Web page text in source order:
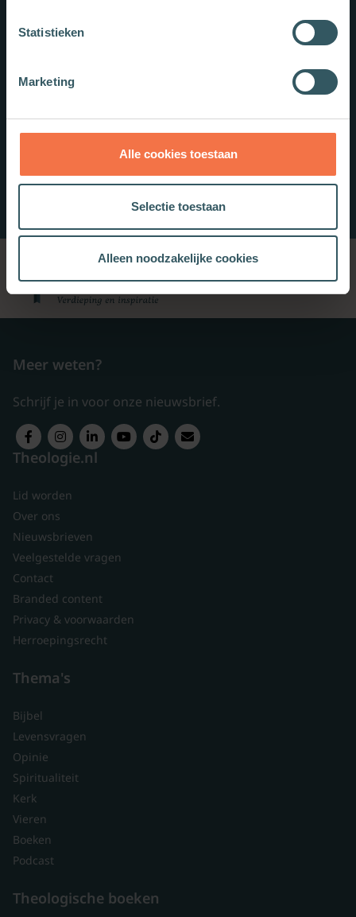
Statistieken
Marketing
Alle cookies toestaan
Selectie toestaan
Alleen noodzakelijke cookies
Meer weten?
Schrijf je in voor onze nieuwsbrief.
Theologie.nl
Lid worden
Over ons
Nieuwsbrieven
Veelgestelde vragen
Contact
Branded content
Privacy & voorwaarden
Herroepingsrecht
Thema's
Bijbel
Levensvragen
Opinie
Spiritualiteit
Kerk
Vieren
Boeken
Podcast
Theologische boeken